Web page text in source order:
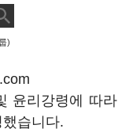
)
윤리강령에 따라
습니다.